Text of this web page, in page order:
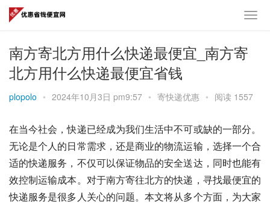
南方寄北方用什么快递最便宜_南方寄
北方用什么快递最便宜省钱
plopolo • 2024年10月3日 pm9:57 • 寄快递优惠 • 阅读 1557
在当今社会，快递已经成为我们生活中不可或缺的一部分。
无论是个人的日常需求，还是商业的物流运输，选择一个合
适的快递服务，不仅可以保证物品的安全送达，同时也能有
效控制运输成本。对于南方寄往北方的快递，寻找最便宜的
快递服务是很多人关心的问题。本文将从多个方面，为大家